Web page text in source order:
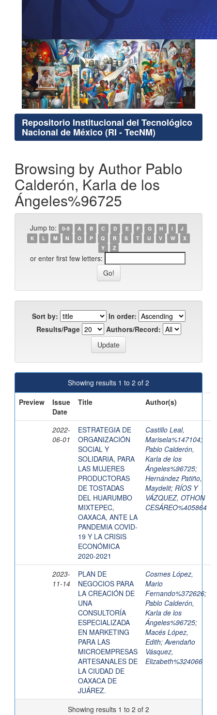
Repositorio Institucional del Tecnológico
Nacional de México (RI - TecNM)
Browsing by Author Pablo
Calderón, Karla de los
Ángeles%96725
Jump to: 0-9 A B C D E F G H I
J
K
L M N O P Q R S T U V W
X
Y
Z
or enter first few letters:
Sort by:
In order:
Results/Page
Authors/Record:
Showing results 1 to 2 of 2
Preview
Issue
Date
Title Author(s)
2022-
06-01
ESTRATEGIA DE
ORGANIZACIÓN
SOCIAL Y
SOLIDARIA, PARA
LAS MUJERES
PRODUCTORAS
DE TOSTADAS
DEL HUARUMBO
MIXTEPEC,
OAXACA, ANTE LA
PANDEMIA COVID-
19 Y LA CRISIS
ECONÓMICA
2020-2021
Castillo Leal,
Marisela%147104;
Pablo Calderón,
Karla de los
Ángeles%96725;
Hernández Patiño,
Maydelit; RÍOS Y
VÁZQUEZ, OTHON
CESÁREO%405864
2023-
11-14
PLAN DE
NEGOCIOS PARA
LA CREACIÓN DE
UNA
CONSULTORÍA
ESPECIALIZADA
EN MARKETING
PARA LAS
MICROEMPRESAS
ARTESANALES DE
LA CIUDAD DE
OAXACA DE
JUÁREZ.
Cosmes López,
Mario
Fernando%372626;
Pablo Calderón,
Karla de los
Ángeles%96725;
Macés López,
Edith;Avendaño
Vásquez,
Elizabeth%324066
Showing results 1 to 2 of 2